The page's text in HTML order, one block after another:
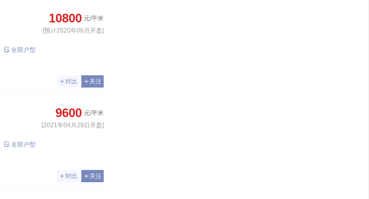
10800 元/平米
[预计2020年06月开盘]
全部户型
对比 关注
9600 元/平米
[2021年04月29日开盘]
全部户型
对比 关注